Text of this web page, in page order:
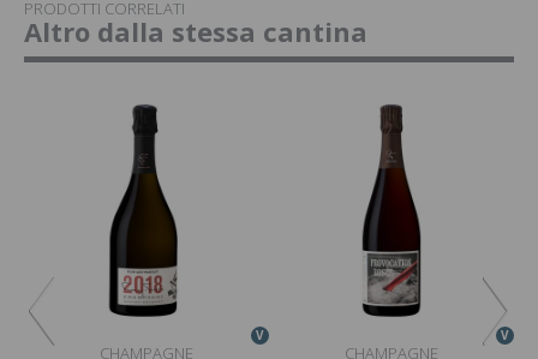
PRODOTTI CORRELATI
Altro dalla stessa cantina
V
CHAMPAGNE
V
CHAMPAGNE